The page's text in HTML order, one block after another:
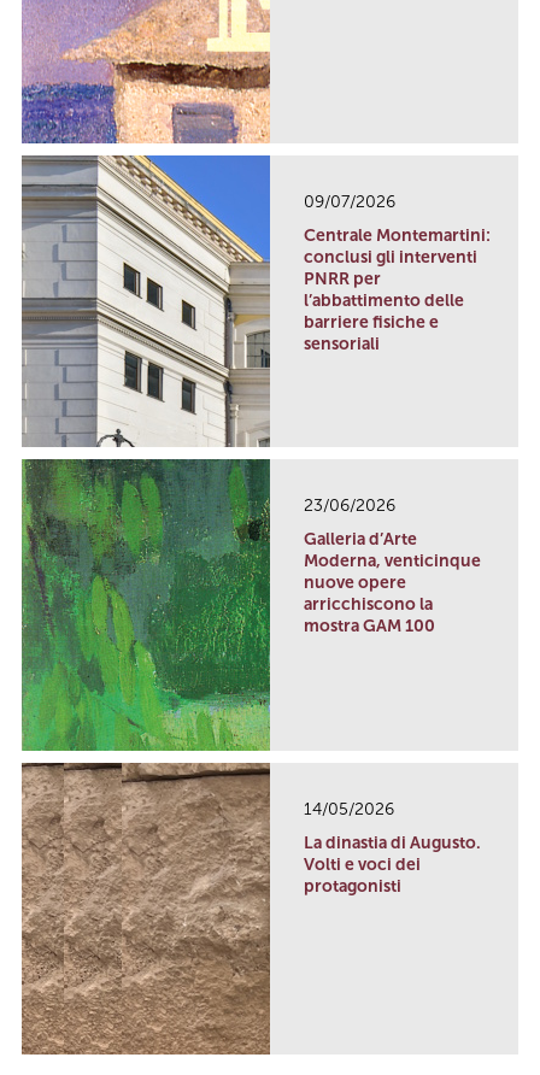
09/07/2026
Centrale Montemartini:
conclusi gli interventi
PNRR per
l’abbattimento delle
barriere fisiche e
sensoriali
23/06/2026
Galleria d’Arte
Moderna, venticinque
nuove opere
arricchiscono la
mostra GAM 100
14/05/2026
La dinastia di Augusto.
Volti e voci dei
protagonisti